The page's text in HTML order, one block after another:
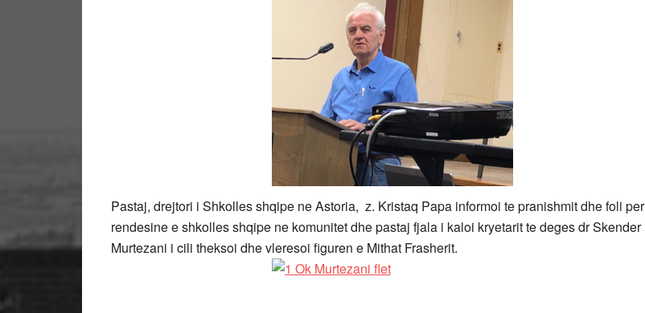
Pastaj, drejtori i Shkolles shqipe ne Astoria, z. Kristaq Papa informoi te pranishmit dhe foli per
rendesine e shkolles shqipe ne komunitet dhe pastaj fjala i kaloi kryetarit te deges dr Skender
Murtezani i cili theksoi dhe vleresoi figuren e Mithat Frasherit.